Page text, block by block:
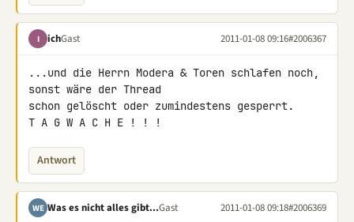
I ichGast 2011-01-08 09:16#2006367
...und die Herrn Modera & Toren schlafen noch,
sonst wäre der Thread
schon gelöscht oder zumindestens gesperrt.
T A G W A C H E ! ! !
Antwort
WE Was es nicht alles gibt...Gast 2011-01-08 09:18#2006369